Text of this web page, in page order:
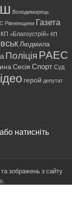
Володимирець
Рівненщини Газета
КП «Благоустрій» КП
Людмила
Поліція РАЕС
Сесія Спорт Суд
герой депутат
або натисніть
зображень з сайту